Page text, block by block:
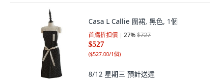
Casa L Callie 圍裙, 黑色, 1個
首購折扣價 27%$727
$527
($527.00/1個)
8/12 星期三 預計送達